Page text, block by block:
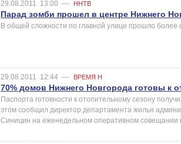
29.08.2011 13:00 — ННТВ
Парад зомби прошел в центре Нижнего
В общей сложности по главной улице прошло
29.08.2011 12:44 — ВРЕМЯ Н
70% домов Нижнего Новгорода готовы к
Паспорта готовности к отопительному сезону
этом сообщил директор департамента жилья
Синицин на еженедельном оперативном совещании